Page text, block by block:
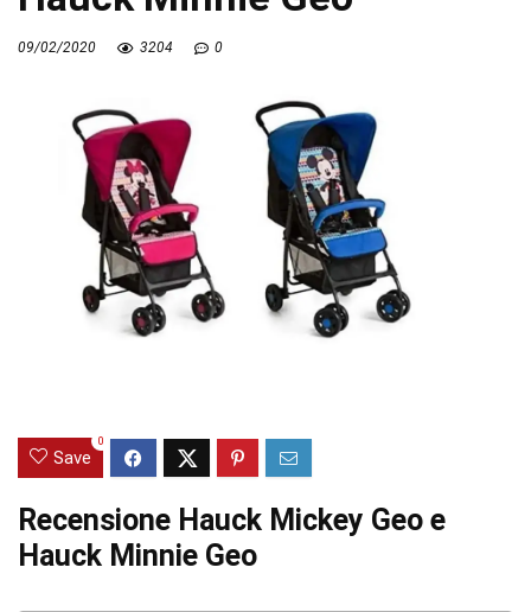
09/02/2020 3204 0
Save
0
Recensione Hauck Mickey Geo e
Hauck Minnie Geo